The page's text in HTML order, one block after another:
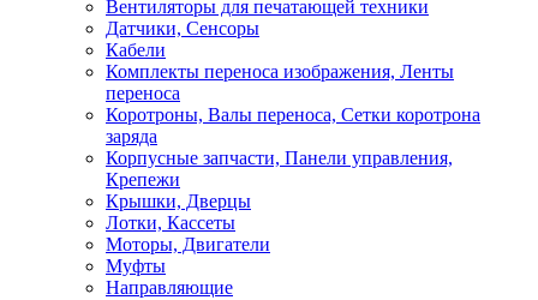
Вентиляторы для печатающей техники
Датчики, Сенсоры
Кабели
Комплекты переноса изображения, Ленты
переноса
Коротроны, Валы переноса, Сетки коротрона
заряда
Корпусные запчасти, Панели управления,
Крепежи
Крышки, Дверцы
Лотки, Кассеты
Моторы, Двигатели
Муфты
Направляющие